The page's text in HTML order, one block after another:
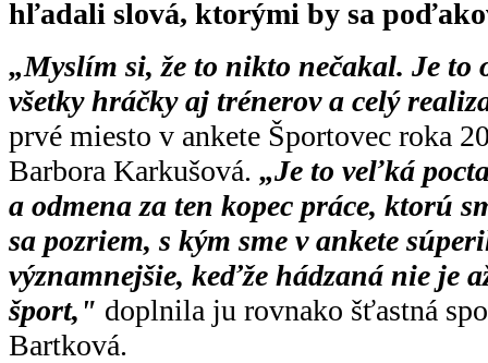
hľadali slová, ktorými by sa
„Myslím si, že to nikto nečakal. Je to
všetky hráčky aj trénerov a celý
prvé miesto v ankete Športovec roka
Barbora Karkušová. „Je to veľká
a odmena za ten kopec práce, ktorú
sa pozriem, s kým sme v ankete
významnejšie, keďže hádzaná nie je
šport," doplnila ju rovnako šťastná
Bartková.